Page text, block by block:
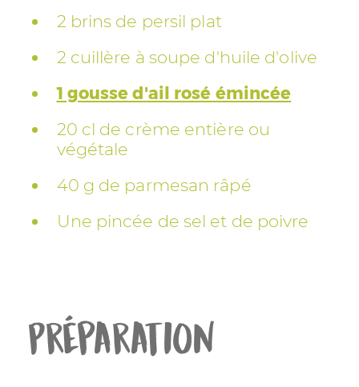
2 brins de persil plat
2 cuillère à soupe d'huile d'olive
1 gousse d'ail rosé émincée
20 cl de crème entière ou
végétale
40 g de parmesan râpé
Une pincée de sel et de poivre
Préparation